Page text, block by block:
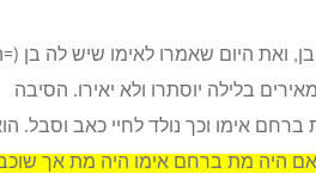
ואת היום שאמרו לאימו שיש לה בן
בלילה יוסתרו ולא יאירו. הסיבה
אימו וכך נולד לחיי כאב וסבל.
אם היה מת ברחם אימו היה מת אך